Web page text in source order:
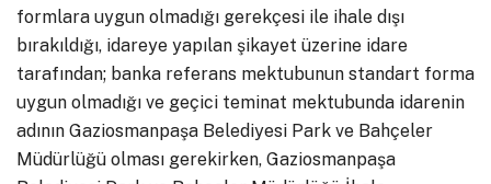
formlara uygun olmadığı gerekçesi ile ihale dışı
bırakıldığı, idareye yapılan şikayet üzerine idare
tarafından; banka referans mektubunun standart forma
uygun olmadığı ve geçici teminat mektubunda idarenin
adının Gaziosmanpaşa Belediyesi Park ve Bahçeler
Müdürlüğü olması gerekirken, Gaziosmanpaşa